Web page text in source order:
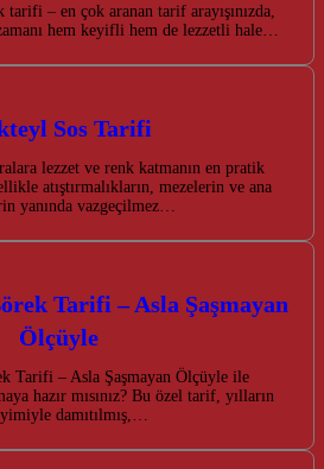
tarifi – en çok aranan tarif arayışınızda,
hem keyifli hem de lezzetli hale…
Sos Tarifi
lezzet ve renk katmanın en pratik
atıştırmalıkların, mezelerin ve ana
yanında vazgeçilmez…
Tarifi – Asla Şaşmayan
Ölçüyle
Tarifi – Asla Şaşmayan Ölçüyle ile
hazır mısınız? Bu özel tarif, yılların
damıtılmış,…